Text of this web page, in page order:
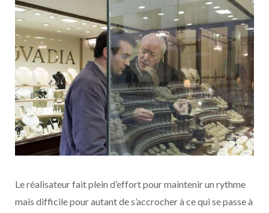
Le réalisateur fait plein d’effort pour maintenir un rythme
mais difficile pour autant de s’accrocher à ce qui se passe à